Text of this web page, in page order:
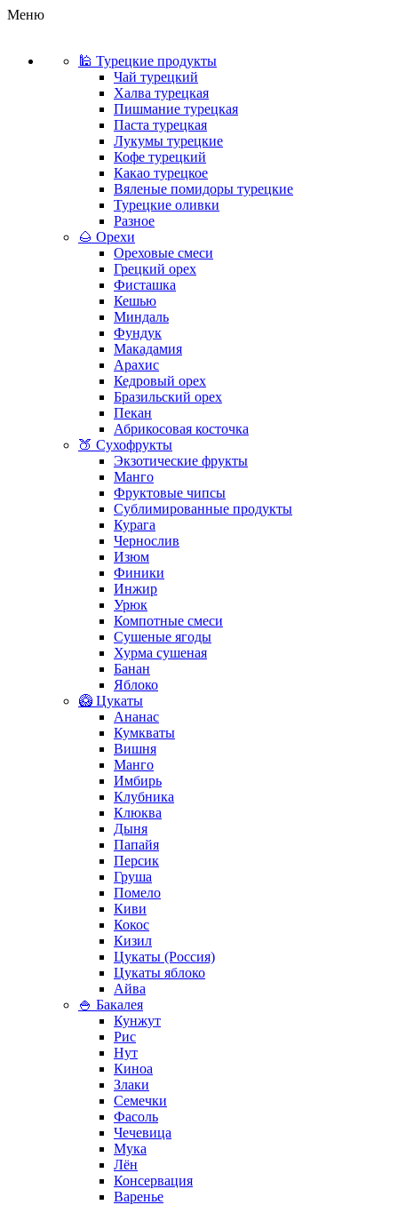
Меню
🕌 Турецкие продукты
Чай турецкий
Халва турецкая
Пишмание турецкая
Паста турецкая
Лукумы турецкие
Кофе турецкий
Какао турецкое
Вяленые помидоры турецкие
Турецкие оливки
Разное
🌰 Орехи
Ореховые смеси
Грецкий орех
Фисташка
Кешью
Миндаль
Фундук
Макадамия
Арахис
Кедровый орех
Бразильский орех
Пекан
Абрикосовая косточка
🍑 Сухофрукты
Экзотические фрукты
Манго
Фруктовые чипсы
Сублимированные продукты
Курага
Чернослив
Изюм
Финики
Инжир
Урюк
Компотные смеси
Сушеные ягоды
Хурма сушеная
Банан
Яблоко
🥝 Цукаты
Ананас
Кумкваты
Вишня
Манго
Имбирь
Клубника
Клюква
Дыня
Папайя
Персик
Груша
Помело
Киви
Кокос
Кизил
Цукаты (Россия)
Цукаты яблоко
Айва
🍚 Бакалея
Кунжут
Рис
Нут
Киноа
Злаки
Семечки
Фасоль
Чечевица
Мука
Лён
Консервация
Варенье